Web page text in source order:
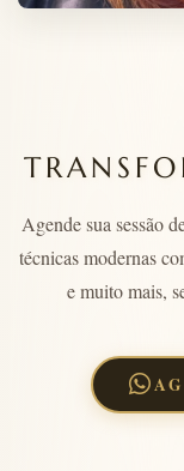
Agende sua sessão
técnicas modernas
e muito mais,